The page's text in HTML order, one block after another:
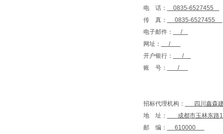
电 话：
0835-6527455
传 真：
0835-6527455
电子邮件：
/
网址：
/
开户银行：
/
账 号：
/
招标代理机构：
四川鑫森
地 址：
成都市玉林东
邮 编：
610000